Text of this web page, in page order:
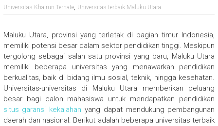
Universitas Khairun Ternate, Universitas terbaik Maluku Utara
Maluku Utara, provinsi yang terletak di bagian timur Indonesia,
memiliki potensi besar dalam sektor pendidikan tinggi. Meskipun
tergolong sebagai salah satu provinsi yang baru, Maluku Utara
memiliki beberapa universitas yang menawarkan pendidikan
berkualitas, baik di bidang ilmu sosial, teknik, hingga kesehatan.
Universitas-universitas di Maluku Utara memberikan peluang
besar bagi calon mahasiswa untuk mendapatkan pendidikan
situs garansi kekalahan yang dapat mendukung pembangunan
daerah dan nasional. Berikut adalah beberapa universitas terbaik